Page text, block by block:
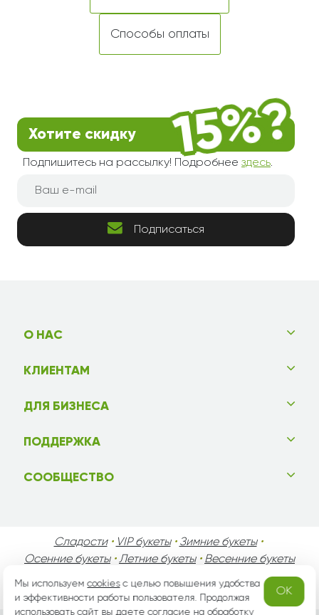
Способы оплаты
Хотите скидку
Подпишитесь на рассылку! Подробнее здесь.
Подписаться
О НАС
КЛИЕНТАМ
ДЛЯ БИЗНЕСА
ПОДДЕРЖКА
СООБЩЕСТВО
Сладости• VIP букеты• Зимние букеты•
Осенние букеты•Летние букеты• Весенние букеты
•
День Мужчин•Праздники!
Мы используемcookiesс целью повышения удобства
и эффективности работы пользователя. Продолжая
использовать сайт вы даете согласие наобработку
OK